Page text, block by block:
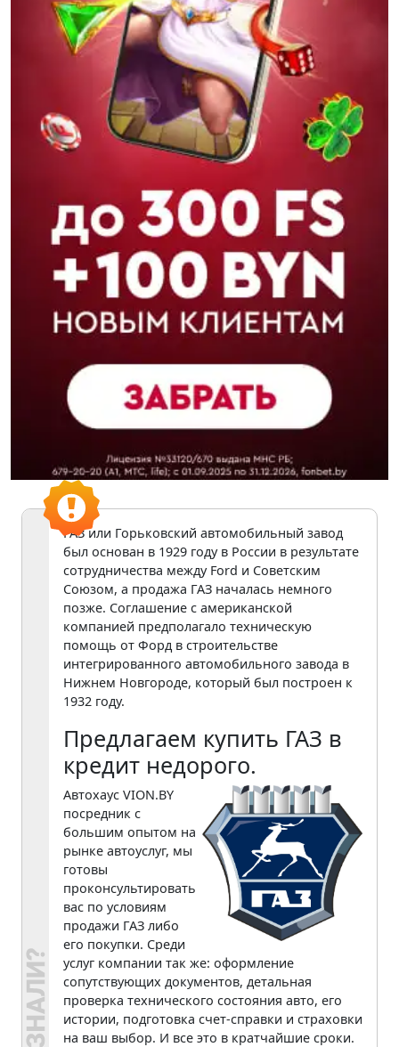
ГАЗ или Горьковский автомобильный завод
был основан в 1929 году в России в результате
сотрудничества между Ford и Советским
Союзом, а продажа ГАЗ началась немного
позже. Соглашение с американской
компанией предполагало техническую
помощь от Форд в строительстве
интегрированного автомобильного завода в
Нижнем Новгороде, который был построен к
1932 году.
Предлагаем купить ГАЗ в
кредит недорого.
Автохаус VION.BY
посредник с
большим опытом на
рынке автоуслуг, мы
готовы
проконсультировать
вас по условиям
продажи ГАЗ либо
его покупки. Среди
услуг компании так же: оформление
сопутствующих документов, детальная
проверка технического состояния авто, его
истории, подготовка счет-справки и страховки
на ваш выбор. И все это в кратчайшие сроки.